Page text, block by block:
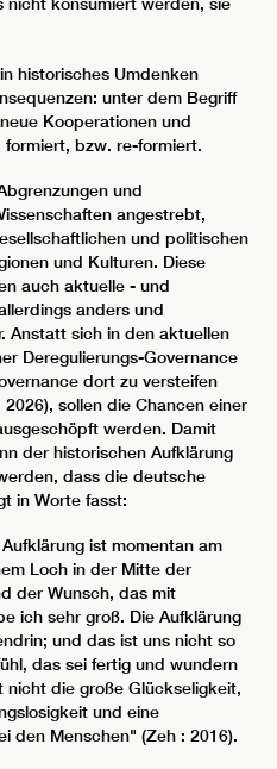
historisches Umdenken
unter dem Begriff
Kooperationen und
bzw. re-formiert.
und
angestrebt,
und politischen
und Kulturen. Diese
auch aktuelle - und
anders und
Anstatt sich in den aktuellen
Deregulierungs-Governance
dort zu versteifen
sollen die Chancen einer
werden. Damit
der historischen Aufklärung
dass die deutsche
in Worte fasst:
ist momentan am
Loch in der Mitte der
der Wunsch, das mit
ich sehr groß. Die Aufklärung
und das ist uns nicht so
das sei fertig und wundern
nicht die große Glückseligkeit,
und eine
den Menschen" (Zeh : 2016).